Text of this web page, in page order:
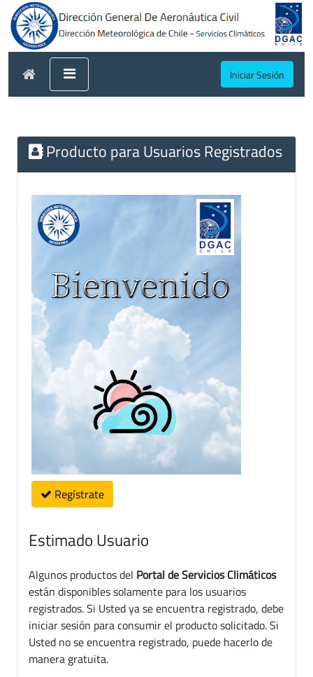
Iniciar Sesión
Producto para Usuarios Registrados
Regístrate
Estimado Usuario
Algunos productos del Portal de Servicios Climáticos
están disponibles solamente para los usuarios
registrados. Si Usted ya se encuentra registrado, debe
iniciar sesión para consumir el producto solicitado. Si
Usted no se encuentra registrado, puede hacerlo de
manera gratuita.